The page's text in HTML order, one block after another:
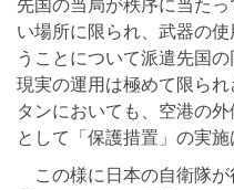
い場所に限られ、武器の
うことについて派遣先国
現実の運用は極めて限ら
タンにおいても、空港の
として「保護措置」の実施
この様に日本の自衛隊が